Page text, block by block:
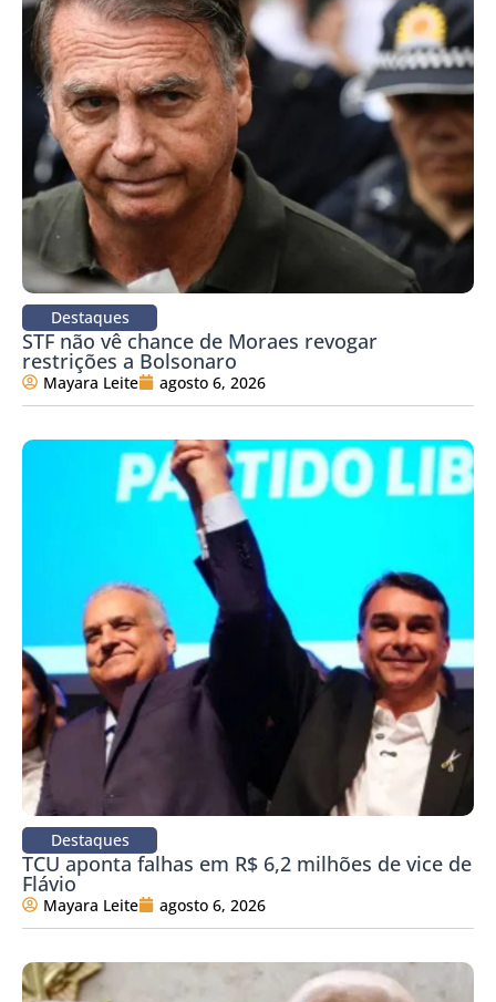
Destaques
STF não vê chance de Moraes revogar
restrições a Bolsonaro
Mayara Leite agosto 6, 2026
Destaques
TCU aponta falhas em R$ 6,2 milhões de vice de
Flávio
Mayara Leite agosto 6, 2026